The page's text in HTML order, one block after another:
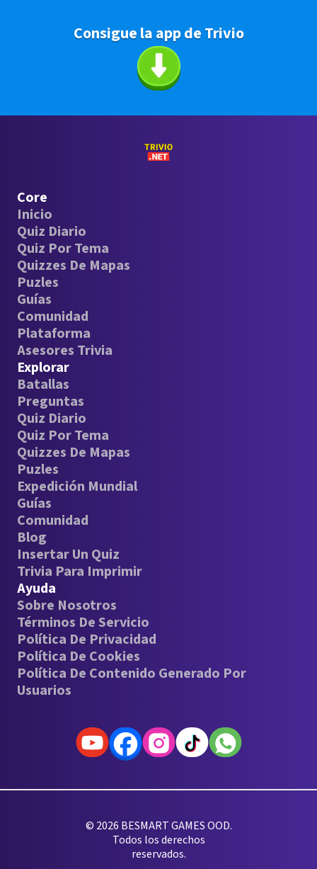
Consigue la app de Trivio
Core
Inicio
Quiz Diario
Quiz Por Tema
Quizzes De Mapas
Puzles
Guías
Comunidad
Plataforma
Asesores Trivia
Explorar
Batallas
Preguntas
Quiz Diario
Quiz Por Tema
Quizzes De Mapas
Puzles
Expedición Mundial
Guías
Comunidad
Blog
Insertar Un Quiz
Trivia Para Imprimir
Ayuda
Sobre Nosotros
Términos De Servicio
Política De Privacidad
Política De Cookies
Política De Contenido Generado Por
Usuarios
© 2026 BESMART GAMES OOD.
Todos los derechos
reservados.